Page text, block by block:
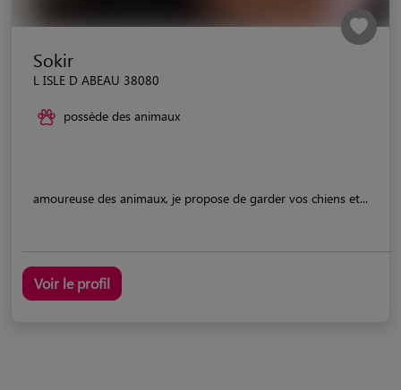
Sokir
L ISLE D ABEAU 38080
possède des animaux
amoureuse des animaux, je propose de garder vos chiens et...
Voir le profil